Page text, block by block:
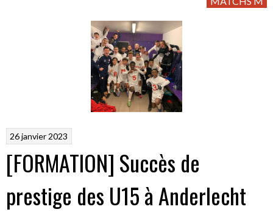
26 janvier 2023
[FORMATION] Succès de
prestige des U15 à Anderlecht